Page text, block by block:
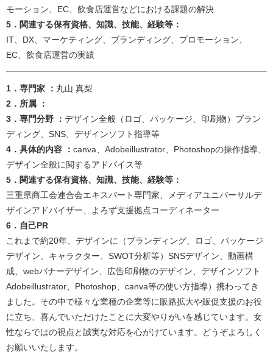
モーション、EC、飲食店運営などにおける課題の解決​
5．関連する保有資格、知識、技能、経験等：
IT、DX、マーケティング、ブランディング、プロモーション、
EC、飲食店運営の実績​
​​​​​​​​​​​​​​​​​​​​​1．専門家 ： 丸山 真梨
2．所属 ：
3．専門分野 ： デザイン全般（ロゴ、パッケージ、印刷物）ブラン
ディング、SNS、デザインソフト指導等​
4．具体的内容 ： canva、Adobeillustrator、Photoshopの操作指導、
デザイン全般に関するアドバイス等​
5．関連する保有資格、知識、技能、経験等：
三重県商工会連合会エキスパート専門家、メディアユニバーサルデ
ザインアドバイザー、よろず支援拠点コーディネーター​​
6．自己PR
これまで約20年、デザインに（ブランディング、ロゴ、パッケージ
デザイン、キャラクター、SWOT分析等）SNSデザイン、動画構
成、webバナーデザイン、広告印刷物のデザイン、デザインソフト
Adobeillustrator、Photoshop、canva等の使い方指導）携わってき
ました。その中で様々な業種の企業等に販路拡大や販促支援のお役
に立ち、喜んでいただけたことに大変やりがいを感じています。女
性ならではの視点と誠実な対応を心がけています。どうぞよろしく
お願いいたします。